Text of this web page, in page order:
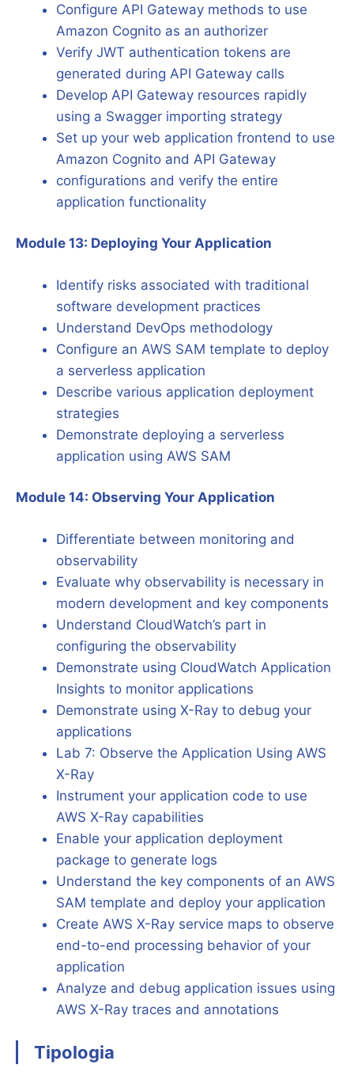
Configure API Gateway methods to use
Amazon Cognito as an authorizer
Verify JWT authentication tokens are
generated during API Gateway calls
Develop API Gateway resources rapidly
using a Swagger importing strategy
Set up your web application frontend to use
Amazon Cognito and API Gateway
configurations and verify the entire
application functionality
Module 13: Deploying Your Application
Identify risks associated with traditional
software development practices
Understand DevOps methodology
Configure an AWS SAM template to deploy
a serverless application
Describe various application deployment
strategies
Demonstrate deploying a serverless
application using AWS SAM
Module 14: Observing Your Application
Differentiate between monitoring and
observability
Evaluate why observability is necessary in
modern development and key components
Understand CloudWatch’s part in
configuring the observability
Demonstrate using CloudWatch Application
Insights to monitor applications
Demonstrate using X-Ray to debug your
applications
Lab 7: Observe the Application Using AWS
X-Ray
Instrument your application code to use
AWS X-Ray capabilities
Enable your application deployment
package to generate logs
Understand the key components of an AWS
SAM template and deploy your application
Create AWS X-Ray service maps to observe
end-to-end processing behavior of your
application
Analyze and debug application issues using
AWS X-Ray traces and annotations
Tipologia